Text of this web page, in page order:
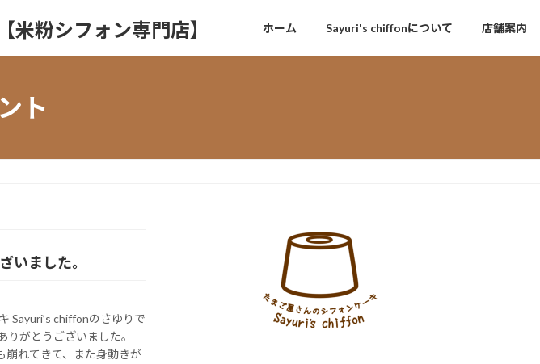
粉シフォン専門店】 ホーム Sayuri's chiffonについて 店舗案内
ト
いました。
Sayuri’s chiffonのさゆりで
がとうございました。
崩れてきて、また身動きが